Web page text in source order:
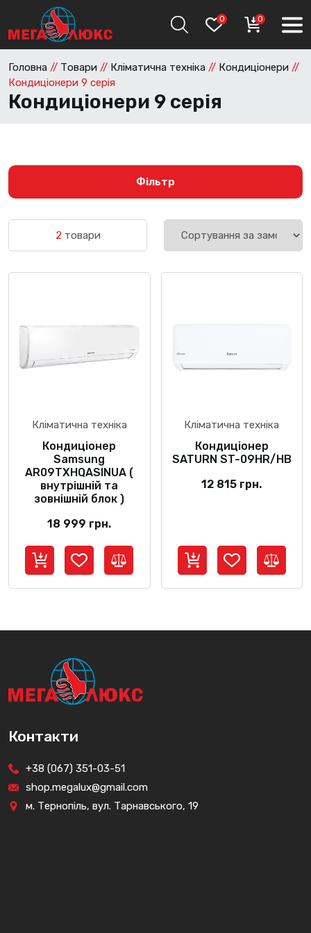
0 0
Головна // Товари // Кліматична техніка // Кондиціонери //
Кондиціонери 9 серія
Кондиціонери 9 серія
Фільтр
2 товари
Кліматична техніка
Кондиціонер
Samsung
AR09TXHQASINUA (
внутрішній та
зовнішній блок )
18 999 грн.
Кліматична техніка
Кондиціонер
SATURN ST-09HR/HB
12 815 грн.
Контакти
+38 (067) 351-03-51
shop.megalux@gmail.com
м. Тернопіль, вул. Тарнавського, 19